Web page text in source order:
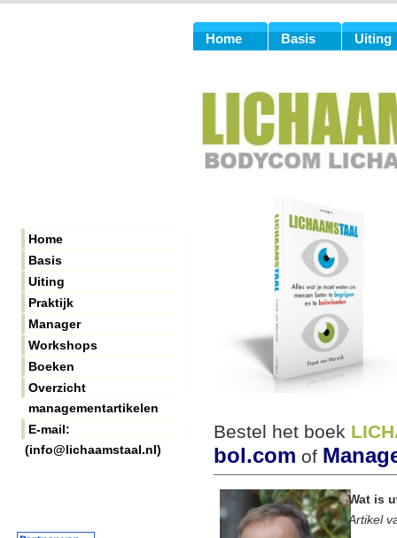
Home Basis Uiting
Home
Basis
Uiting
Praktijk
Manager
Workshops
Boeken
Overzicht
managementartikelen
E-mail:
(info@lichaamstaal.nl)
Bestel het boek
bol.com of
Wat is
Artikel